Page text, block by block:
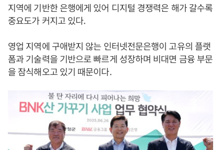
지역에 기반한 은행에게 있어 디지털 경쟁력은 해가 갈수록
중요도가 커지고 있다.
영업 지역에 구애받지 않는 인터넷전문은행이 고유의 플랫
폼과 기술력을 기반으로 빠르게 성장하며 비대면 금융 부문
을 잠식해오고 있기 때문이다.